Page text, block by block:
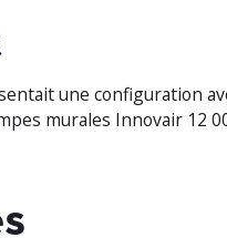
une configuration
murales Innovair 12